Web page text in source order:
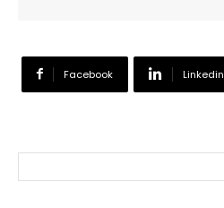
Facebook Linkedin